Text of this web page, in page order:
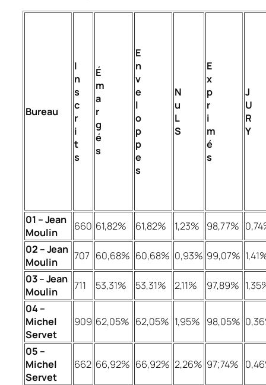
Bureau
I
n
s
c
r
i
t
s
É
m
a
r
g
é
s
E
n
v
e
l
o
p
p
e
s
N
u
L
S
E
x
p
r
i
m
é
s
J
U
R
Y
01 – Jean
Moulin
660 61,82% 61,82% 1,23% 98,77%
02 – Jean
Moulin
707 60,68% 60,68% 0,93% 99,07%
03 – Jean
Moulin
711 53,31% 53,31% 2,11% 97,89%
04 –
Michel
Servet
909 62,05% 62,05% 1,95% 98,05%
05 –
Michel
Servet
662 66,92% 66,92% 2,26% 97;74%